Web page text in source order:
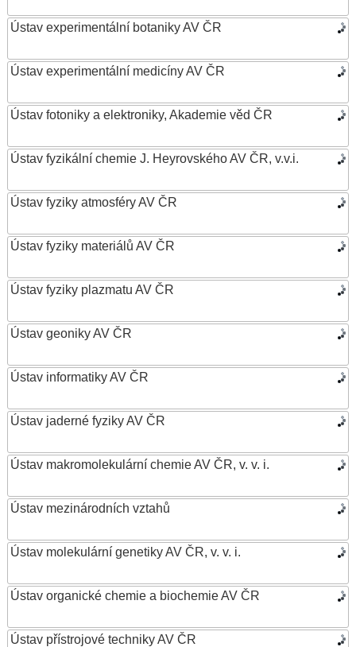
Ústav experimentální botaniky AV ČR
Ústav experimentální medicíny AV ČR
Ústav fotoniky a elektroniky, Akademie věd ČR
Ústav fyzikální chemie J. Heyrovského AV ČR, v.v.i.
Ústav fyziky atmosféry AV ČR
Ústav fyziky materiálů AV ČR
Ústav fyziky plazmatu AV ČR
Ústav geoniky AV ČR
Ústav informatiky AV ČR
Ústav jaderné fyziky AV ČR
Ústav makromolekulární chemie AV ČR, v. v. i.
Ústav mezinárodních vztahů
Ústav molekulární genetiky AV ČR, v. v. i.
Ústav organické chemie a biochemie AV ČR
Ústav přístrojové techniky AV ČR